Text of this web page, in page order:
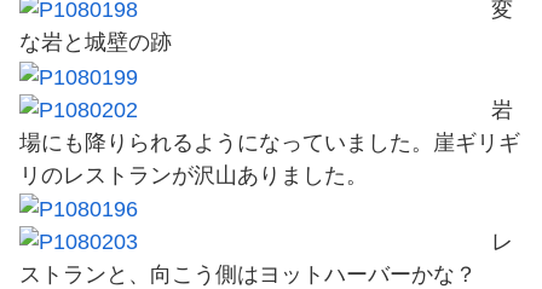
変
な岩と城壁の跡
岩
場にも降りられるようになっていました。崖ギリギ
リのレストランが沢山ありました。
レ
ストランと、向こう側はヨットハーバーかな？